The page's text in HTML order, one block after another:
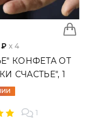
₽ x 4
КОНФЕТА ОТ
СЧАСТЬЕ", 1
1